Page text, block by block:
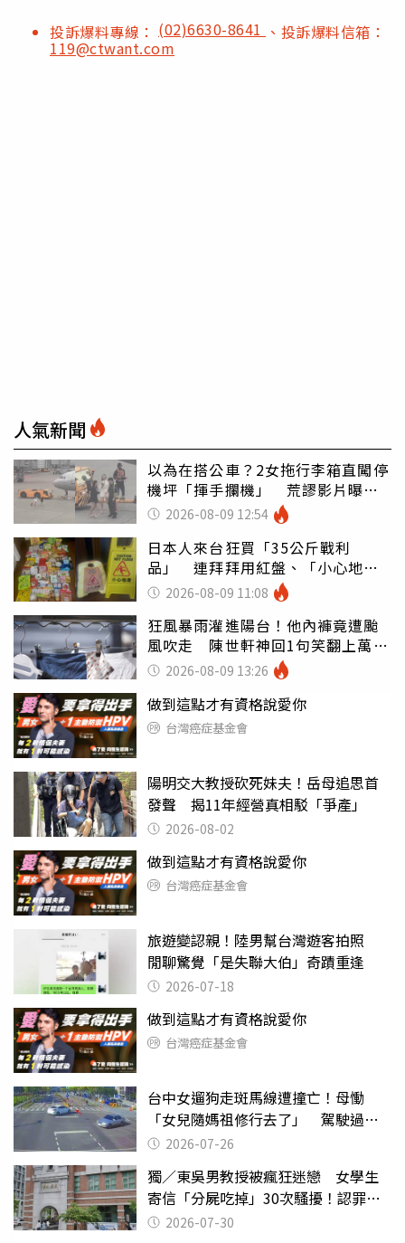
投訴爆料專線： (02)6630-8641 、投訴爆料信箱：
119@ctwant.com
人氣新聞
以為在搭公車？2女拖行李箱直闖停
機坪「揮手攔機」 荒謬影片曝網
傻眼2026-08-09 12:54
日本人來台狂買「35公斤戰利
品」 連拜拜用紅盤、「小心地
滑」告示牌也帶回家
2026-08-09 11:08
狂風暴雨灌進陽台！他內褲竟遭颱
風吹走 陳世軒神回1句笑翻上萬網
友 2026-08-09 13:26
做到這點才有資格說愛你
台灣癌症基金會
陽明交大教授砍死妹夫！岳母追思首
發聲 揭11年經營真相駁「爭產」
2026-08-02
做到這點才有資格說愛你
台灣癌症基金會
旅遊變認親！陸男幫台灣遊客拍照
閒聊驚覺「是失聯大伯」奇蹟重逢
2026-07-18
做到這點才有資格說愛你
台灣癌症基金會
台中女遛狗走斑馬線遭撞亡！母慟
「女兒隨媽祖修行去了」 駕駛過失
致死判9月
2026-07-26
獨／東吳男教授被瘋狂迷戀 女學生
寄信「分屍吃掉」30次騷擾！認罪免
關 2026-07-30